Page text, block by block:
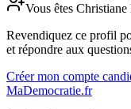
Vous êtes Christiane
Revendiquez ce profil
et répondre aux
Créer mon compte
MaDemocratie.fr